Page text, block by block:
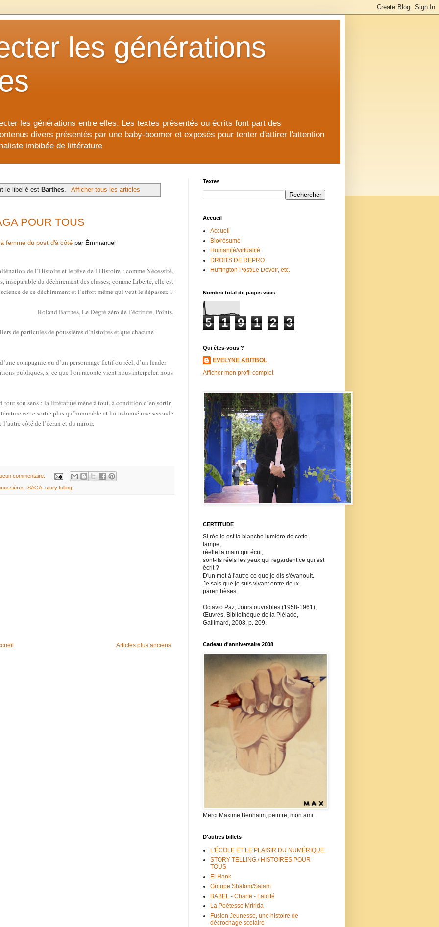
les générations
les générations entre elles. Les textes présentés ou écrits font part des
divers présentés par une baby-boomer et exposés pour tenter d'attirer l'attention
imbibée de littérature
le libellé est Barthes. Afficher tous les articles
POUR TOUS
femme du post d'à côté par Émmanuel
de l’Histoire et le rêve de l’Histoire : comme Nécessité,
inséparable du déchirement des classes; comme Liberté, elle est
de ce déchirement et l’effort même qui veut le dépasser. »
Roland Barthes, Le Degré zéro de l’écriture, Points.
de particules de poussières d’histoires et que chacune
compagnie ou d’un personnage fictif ou réel, d’un leader
publiques, si ce que l’on raconte vient nous interpeler, nous
son sens : la littérature mène à tout, à condition d’en sortir.
cette sortie plus qu’honorable et lui a donné une seconde
côté de l’écran et du miroir.
commentaire:
SAGA story telling.
Articles plus anciens
Textes
Accueil
Accueil
Bio/résumé
Humanité/virtualité
DROITS DE REPRO
Huffington Post/Le Devoir, etc.
Nombre total de pages vues
5 1 9 1 2 3
Qui êtes-vous ?
EVELYNE ABITBOL
Afficher mon profil complet
CERTITUDE
Si réelle est la blanche lumière de cette
lampe,
réelle la main qui écrit,
sont-ils réels les yeux qui regardent ce qui est
écrit ?
D'un mot à l'autre ce que je dis s'évanouit.
Je sais que je suis vivant entre deux
parenthèses.
Octavio Paz, Jours ouvrables (1958-1961),
Œuvres, Bibliothèque de la Pléiade,
Gallimard, 2008, p. 209.
Cadeau d'anniversaire 2008
Merci Maxime Benhaim, peintre, mon ami.
D'autres billets
L'ÉCOLE ET LE PLAISIR DU NUMÉRIQUE
STORY TELLING / HISTOIRES POUR
TOUS
El Hank
Groupe Shalom/Salam
BABEL - Charte - Laicité
La Poétesse Mririda
Fusion Jeunesse, une histoire de
décrochage scolaire